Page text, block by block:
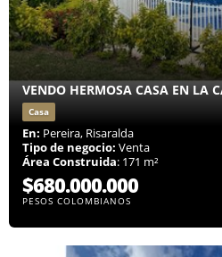
VENDO HERMOSA CASA EN LA
Casa
En: Pereira, Risaralda
Tipo de negocio: Venta
Área Construida: 171 m²
$680.000.000
PESOS COLOMBIANOS